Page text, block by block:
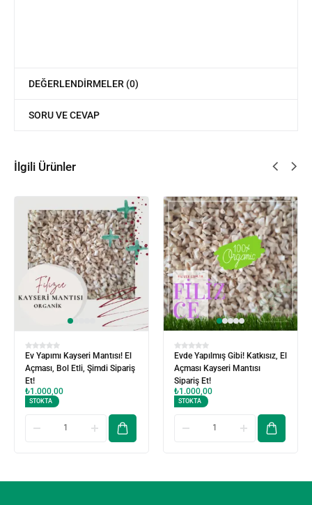
DEĞERLENDIRMELER (0)
SORU VE CEVAP
İlgili Ürünler
Ev Yapımı Kayseri Mantısı! El
Açması, Bol Etli, Şimdi Sipariş
Et!
₺1.000,00
STOKTA
Evde Yapılmış Gibi! Katkısız, El
Açması Kayseri Mantısı
Sipariş Et!
₺1.000,00
STOKTA